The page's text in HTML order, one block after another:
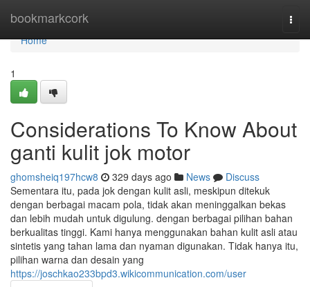
bookmarkcork
Home
Home
1
Considerations To Know About
ganti kulit jok motor
ghomsheiq197hcw8 329 days ago News
Discuss
Sementara itu, pada jok dengan kulit asli, meskipun ditekuk
dengan berbagai macam pola, tidak akan meninggalkan bekas
dan lebih mudah untuk digulung. dengan berbagai pilihan bahan
berkualitas tinggi. Kami hanya menggunakan bahan kulit asli atau
sintetis yang tahan lama dan nyaman digunakan. Tidak hanya itu,
pilihan warna dan desain yang
https://joschkao233bpd3.wikicommunication.com/user